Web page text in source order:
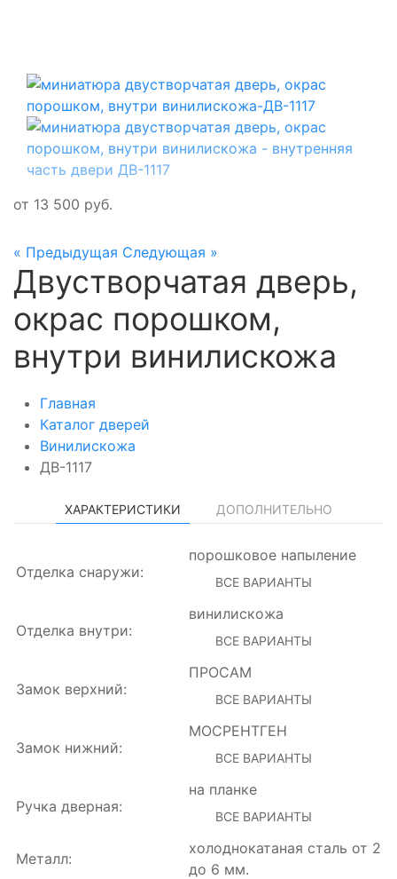
от 13 500 руб.
« Предыдущая Следующая »
Двустворчатая дверь,
окрас порошком,
внутри винилискожа
Главная
Каталог дверей
Винилискожа
ДВ-1117
ХАРАКТЕРИСТИКИ ДОПОЛНИТЕЛЬНО
Отделка снаружи:
порошковое напыление
ВСЕ ВАРИАНТЫ
Отделка внутри:
винилискожа
ВСЕ ВАРИАНТЫ
Замок верхний:
ПРОСАМ
ВСЕ ВАРИАНТЫ
Замок нижний:
МОСРЕНТГЕН
ВСЕ ВАРИАНТЫ
Ручка дверная:
на планке
ВСЕ ВАРИАНТЫ
Металл:
холоднокатаная сталь от 2
до 6 мм.